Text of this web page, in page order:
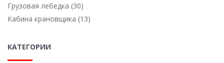
Грузовая лебедка (30)
Кабина крановщика (13)
КАТЕГОРИИ